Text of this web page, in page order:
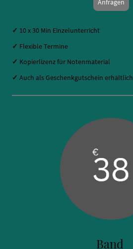
Anfragen
✓ 10 x 30 Min Einzelunterricht
✓ Flexible Termine
✓ Kopierlizenz für Notenmaterial
✓ Auch als Geschenkgutschein erhältlich
Band